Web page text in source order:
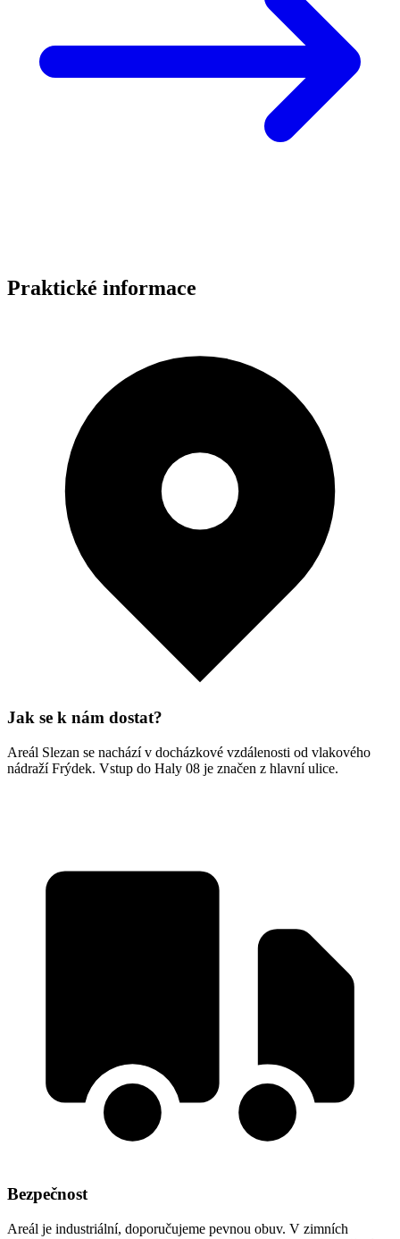
Praktické informace
Jak se k nám dostat?
Areál Slezan se nachází v docházkové vzdálenosti od vlakového
nádraží Frýdek. Vstup do Haly 08 je značen z hlavní ulice.
Bezpečnost
Areál je industriální, doporučujeme pevnou obuv. V zimních